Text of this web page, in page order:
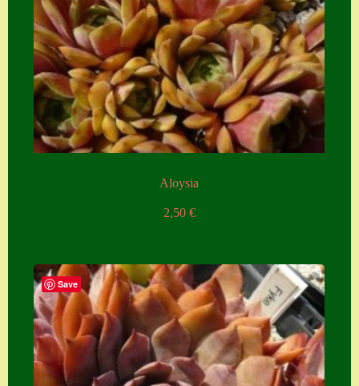
Aloysia
2,50 €
Save